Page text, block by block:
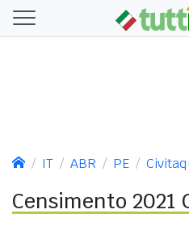
IT ABR PE
Censimento 2021